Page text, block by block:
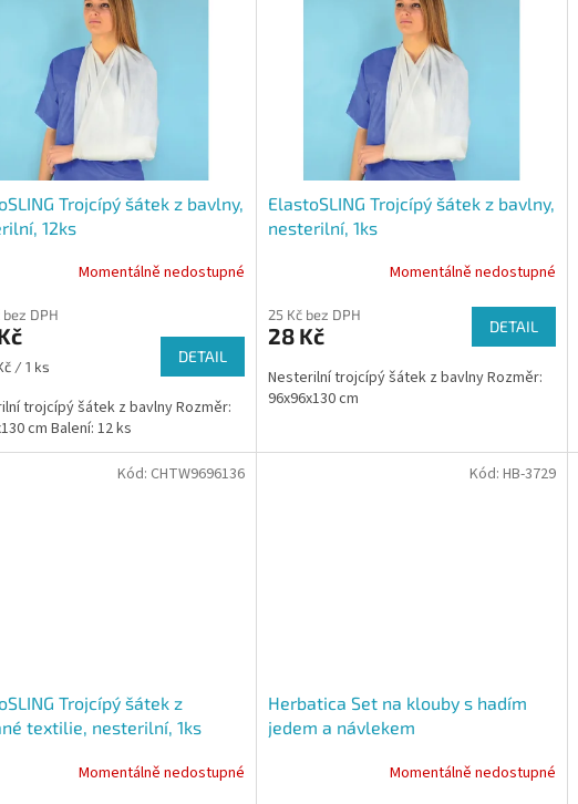
Trojcípý šátek z bavlny,
12ks
Momentálně nedostupné
bez DPH
/ 1 ks
DETAIL
trojcípý šátek z bavlny Rozměr:
cm Balení: 12 ks
ElastoSLING Trojcípý šátek z bavlny,
nesterilní, 1ks
Momentálně nedostupné
25 Kč bez DPH
28 Kč DETAIL
Nesterilní trojcípý šátek z bavlny Rozměr:
96x96x130 cm
Trojcípý šátek z
textilie, nesterilní, 1ks
Momentálně nedostupné
Kód: CHTW9696136
Herbatica Set na klouby s hadím
jedem a návlekem
Momentálně nedostupné
Kód: HB-3729